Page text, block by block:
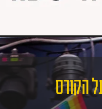
הקורס